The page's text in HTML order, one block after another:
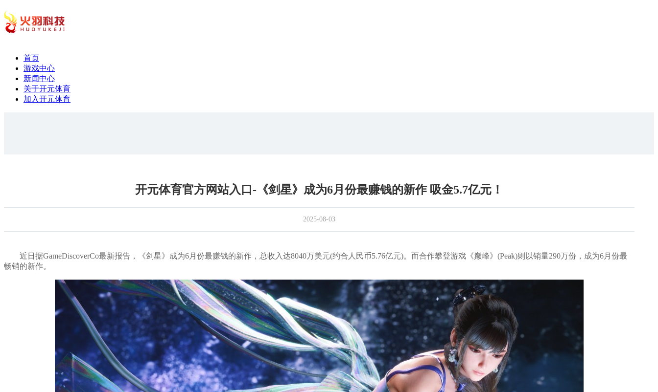
首页
游戏中心
新闻中心
关于开元体育
加入开元体育
开元体育官方网站入口-《剑星》成为6月份最赚钱的新作 吸金5.7亿元！
2025-08-03
近日据GameDiscoverCo最新报告，《剑星》成为6月份最赚钱的新作，总收入达8040万美元(约合人民币5.76亿元)。而合作攀登游戏《巅峰》(Peak)则以销量290万份，成为6月份最
畅销的新作。